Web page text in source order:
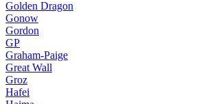
Golden Dragon
Gonow
Gordon
GP
Graham-Paige
Great Wall
Groz
Hafei